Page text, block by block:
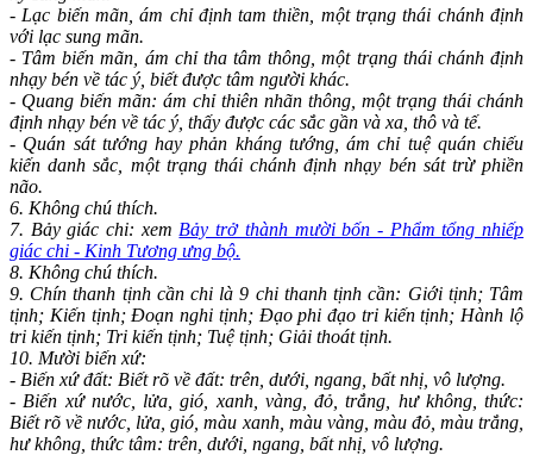
- Lạc biến mãn, ám chỉ định tam thiền, một trạng thái chánh định
với lạc sung mãn.
- Tâm biến mãn, ám chỉ tha tâm thông, một trạng thái chánh định
nhạy bén về tác ý, biết được tâm người khác.
- Quang biến mãn: ám chỉ thiên nhãn thông, một trạng thái chánh
định nhạy bén về tác ý, thấy được các sắc gần và xa, thô và tế.
- Quán sát tướng hay phản kháng tướng, ám chỉ tuệ quán chiếu
kiến danh sắc, một trạng thái chánh định nhạy bén sát trừ phiền
não.
6. Không chú thích.
7. Bảy giác chi: xem Bảy trở thành mười bốn - Phẩm tổng nhiếp
giác chi - Kinh Tương ưng bộ.
8. Không chú thích.
9. Chín thanh tịnh cần chi là 9 chi thanh tịnh cần: Giới tịnh; Tâm
tịnh; Kiến tịnh; Đoạn nghi tịnh; Đạo phi đạo tri kiến tịnh; Hành lộ
tri kiến tịnh; Tri kiến tịnh; Tuệ tịnh; Giải thoát tịnh.
10. Mười biến xứ:
- Biến xứ đất: Biết rõ về đất: trên, dưới, ngang, bất nhị, vô lượng.
- Biến xứ nước, lửa, gió, xanh, vàng, đỏ, trắng, hư không, thức:
Biết rõ về nước, lửa, gió, màu xanh, màu vàng, màu đỏ, màu trắng,
hư không, thức tâm: trên, dưới, ngang, bất nhị, vô lượng.